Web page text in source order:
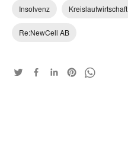
Insolvenz Kreislaufwirtschaft
Re:NewCell AB